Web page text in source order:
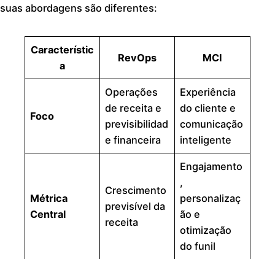
suas abordagens são diferentes:
Característic
a
RevOps MCI
Foco
Operações
de receita e
previsibilidad
e financeira
Experiência
do cliente e
comunicação
inteligente
Métrica
Central
Crescimento
previsível da
receita
Engajamento
,
personalizaç
ão e
otimização
do funil